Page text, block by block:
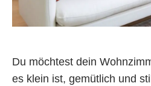
Du möchtest dein
es klein ist, gemütlich und